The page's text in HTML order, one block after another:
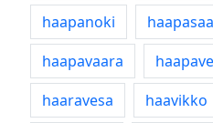
haapanoki
haapavaara
haaravesa
haavikko